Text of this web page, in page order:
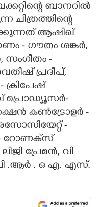
ബാനറിൽ
ചിത്രത്തിന്റെ
ആഷിഖ്
- ഗൗതം ശങ്കർ,
-
പ്രദീപ്,
പ്രൊഡ്യൂസർ-
കൺട്രോളർ -
-
- റോണക്‌സ്
പ്രേമൻ, വി
.ആർ . ഒ എ. എസ്.